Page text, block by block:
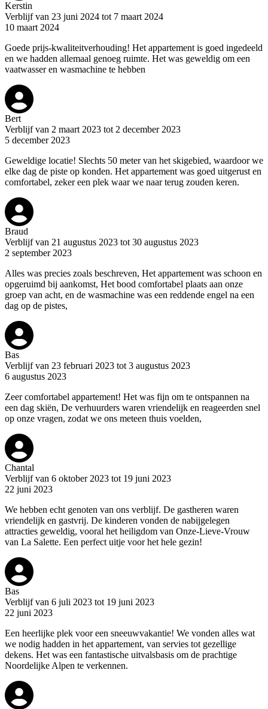
Kerstin
Verblijf van 23 juni 2024 tot 7 maart 2024
10 maart 2024
Goede prijs-kwaliteitverhouding! Het appartement is goed ingedeeld
en we hadden allemaal genoeg ruimte. Het was geweldig om een
vaatwasser en wasmachine te hebben
Bert
Verblijf van 2 maart 2023 tot 2 december 2023
5 december 2023
Geweldige locatie! Slechts 50 meter van het skigebied, waardoor we
elke dag de piste op konden. Het appartement was goed uitgerust en
comfortabel, zeker een plek waar we naar terug zouden keren.
Braud
Verblijf van 21 augustus 2023 tot 30 augustus 2023
2 september 2023
Alles was precies zoals beschreven, Het appartement was schoon en
opgeruimd bij aankomst, Het bood comfortabel plaats aan onze
groep van acht, en de wasmachine was een reddende engel na een
dag op de pistes,
Bas
Verblijf van 23 februari 2023 tot 3 augustus 2023
6 augustus 2023
Zeer comfortabel appartement! Het was fijn om te ontspannen na
een dag skiën, De verhuurders waren vriendelijk en reageerden snel
op onze vragen, zodat we ons meteen thuis voelden,
Chantal
Verblijf van 6 oktober 2023 tot 19 juni 2023
22 juni 2023
We hebben echt genoten van ons verblijf. De gastheren waren
vriendelijk en gastvrij. De kinderen vonden de nabijgelegen
attracties geweldig, vooral het heiligdom van Onze-Lieve-Vrouw
van La Salette. Een perfect uitje voor het hele gezin!
Bas
Verblijf van 6 juli 2023 tot 19 juni 2023
22 juni 2023
Een heerlijke plek voor een sneeuwvakantie! We vonden alles wat
we nodig hadden in het appartement, van servies tot gezellige
dekens. Het was een fantastische uitvalsbasis om de prachtige
Noordelijke Alpen te verkennen.